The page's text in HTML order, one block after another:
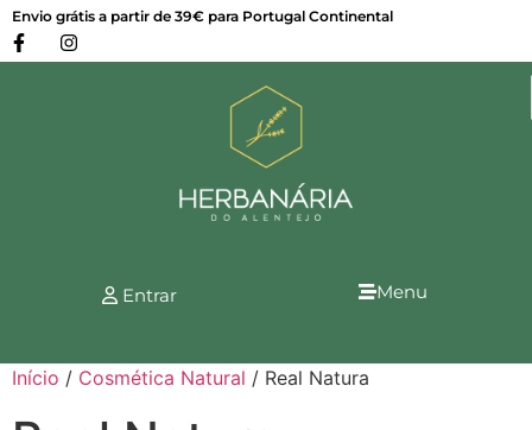
Envio grátis a partir de 39€ para Portugal Continental
Entrar Menu
Início / Cosmética Natural / Real Natura